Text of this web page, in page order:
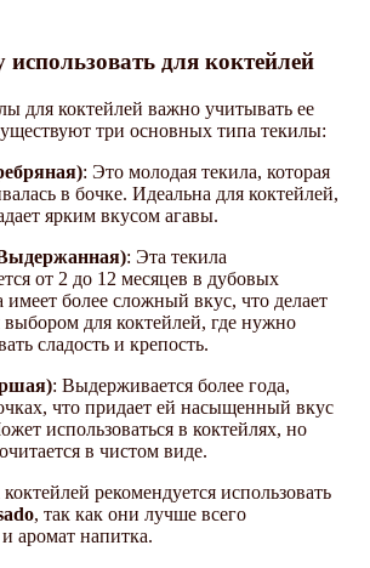
для коктейлей
для коктейлей важно учитывать ее
три основных типа текилы:
: Это молодая текила, которая
в бочке. Идеальна для коктейлей,
ярким вкусом агавы.
: Эта текила
от 2 до 12 месяцев в дубовых
более сложный вкус, что делает
для коктейлей, где нужно
сладость и крепость.
: Выдерживается более года,
что придает ей насыщенный вкус
использоваться в коктейлях, но
в чистом виде.
рекомендуется использовать
, так как они лучше всего
аромат напитка.